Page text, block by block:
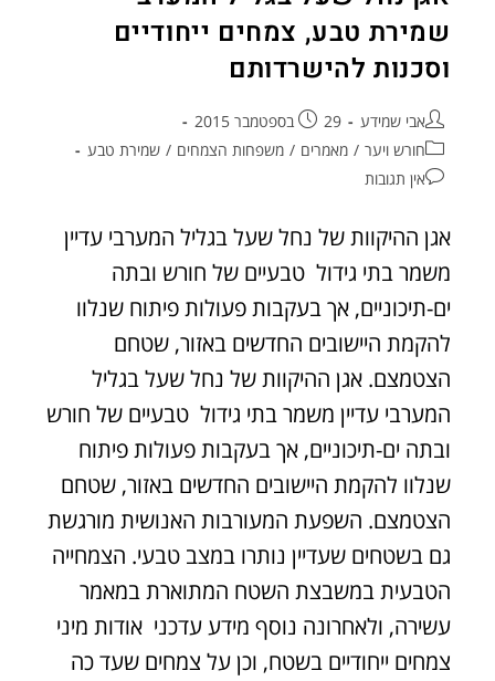
שמירת טבע, צמחים ייחודיים
וסכנות להישרדותם
אבי שמידע
29 בספטמבר 2015
חורש ויער / מאמרים / משפחות הצמחים / שמירת טבע
אין תגובות
אגן ההיקוות של נחל שעל בגליל המערבי עדיין
משמר בתי גידול טבעיים של חורש ובתה
ים-תיכוניים, אך בעקבות פעולות פיתוח שנלוו
להקמת היישובים החדשים באזור, שטחם
הצטמצם. אגן ההיקוות של נחל שעל בגליל
המערבי עדיין משמר בתי גידול טבעיים של חורש
ובתה ים-תיכוניים, אך בעקבות פעולות פיתוח
שנלוו להקמת היישובים החדשים באזור, שטחם
הצטמצם. השפעת המעורבות האנושית מורגשת
גם בשטחים שעדיין נותרו במצב טבעי. הצמחייה
הטבעית במשבצת השטח המתוארת במאמר
עשירה, ולאחרונה נוסף מידע עדכני אודות מיני
צמחים ייחודיים בשטח, וכן על צמחים שעד כה